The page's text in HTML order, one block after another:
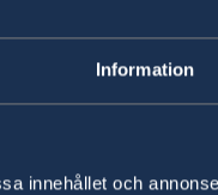
Information
innehållet och